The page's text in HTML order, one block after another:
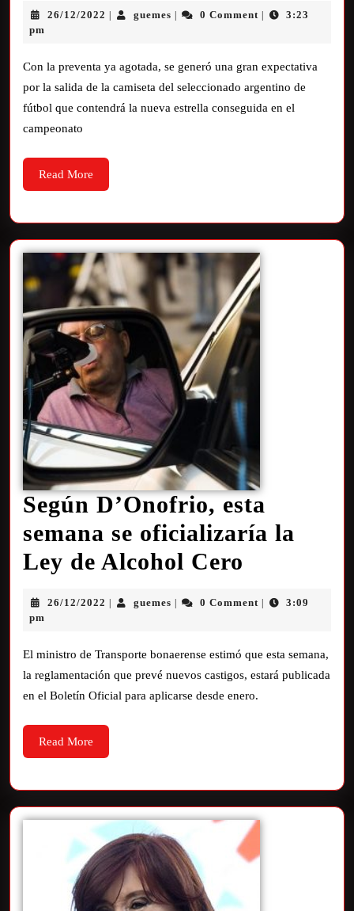
26/12/2022 guemes 0 Comment
3:23
pm
Con la preventa ya agotada, se generó una gran expectativa
por la salida de la camiseta del seleccionado argentino de
fútbol que contendrá la nueva estrella conseguida en el
campeonato
Read More
Según D’Onofrio, esta
semana se oficializaría la
Ley de Alcohol Cero
26/12/2022 guemes 0 Comment
3:09
pm
El ministro de Transporte bonaerense estimó que esta semana,
la reglamentación que prevé nuevos castigos, estará publicada
en el Boletín Oficial para aplicarse desde enero.
Read More